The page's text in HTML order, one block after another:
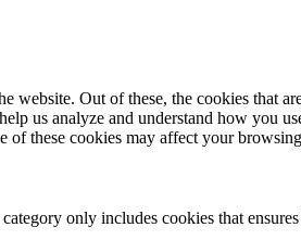
Out of these, the cookies that
us analyze and understand how you
of these cookies may affect your
only includes cookies that